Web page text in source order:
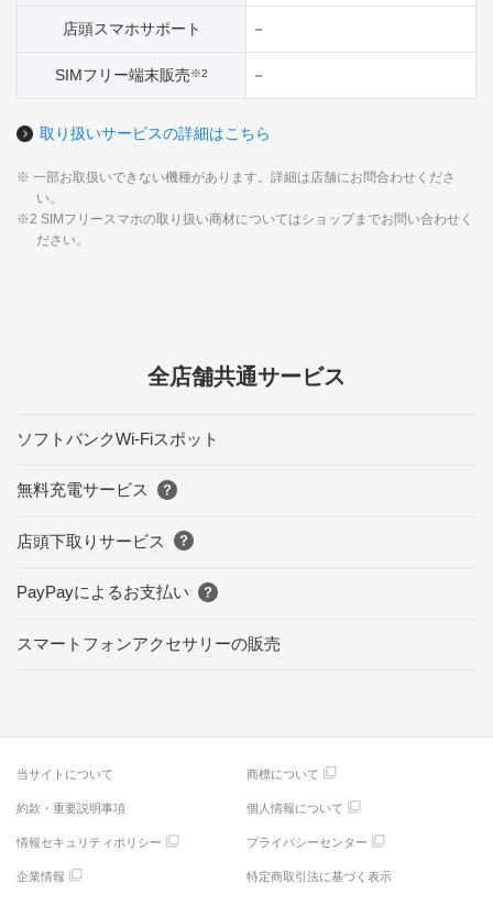
店頭スマホサポート －
SIMフリー端末販売※2 －
取り扱いサービスの詳細はこちら
※ 一部お取扱いできない機種があります。詳細は店舗にお問合わせくださ
い。
※2 SIMフリースマホの取り扱い商材についてはショップまでお問い合わせく
ださい。
全店舗共通サービス
ソフトバンクWi-Fiスポット
無料充電サービス
店頭下取りサービス
PayPayによるお支払い
スマートフォンアクセサリーの販売
当サイトについて 商標について
約款・重要説明事項 個人情報について
情報セキュリティポリシー プライバシーセンター
企業情報 特定商取引法に基づく表示